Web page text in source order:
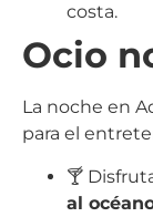
costa.
Ocio
La noche en
para el
🍸
al